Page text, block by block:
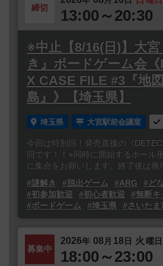
締切 13:00～20:30
※中止【8/16(日)】大
き』ボードゲーム会
X CASE FILE #3『地
島』》【埼玉県】
埼玉県 大宮駅前会議室
今回は特別回！発売直後の《
回です！！※同時に開始するホール
に集合をお願いします。終了後は推
#謎解き
#脱出ゲーム #ARG
#ど
#初参加歓迎
#初心者歓迎
#無断キ
#ボードゲーム
#埼玉県 #さいたま
募集中
2026年 08 月 18日 火 曜日
18:00～23:00